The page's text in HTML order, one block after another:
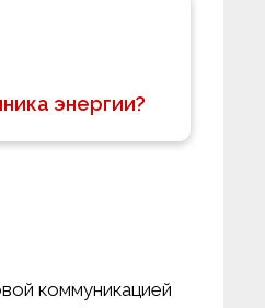
энергии?
коммуникацией